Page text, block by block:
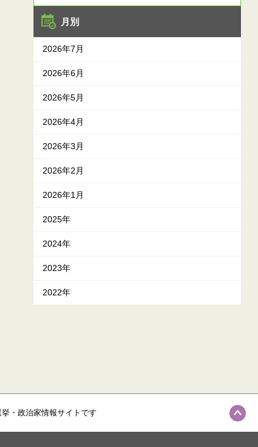
月別
2026年7月
2026年6月
2026年5月
2026年4月
2026年3月
2026年2月
2026年1月
2025年
2024年
2023年
2022年
・政治家情報サイトです